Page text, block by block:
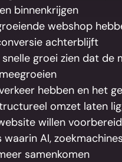
binnenkrijgen
webshop
achterblijft
groei zien dat de
hebben en het
omzet laten
willen
waarin AI,
samenkomen